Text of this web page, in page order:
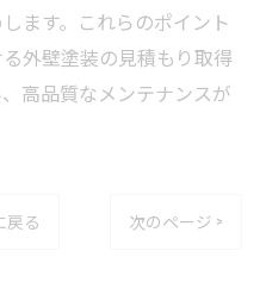
ます。これらのポイント
外壁塗装の見積もり取得
高品質なメンテナンスが
戻る 次のページ >